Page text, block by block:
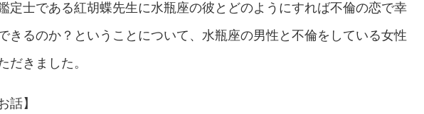
定士である紅胡蝶先生に水瓶座の彼とどのようにすれば不倫の恋で幸
きるのか？ということについて、水瓶座の男性と不倫をしている女性
だきました。
話】